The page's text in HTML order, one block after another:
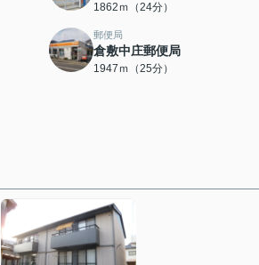
1862ｍ（24分）
郵便局
倉敷中庄郵便局
1947ｍ（25分）